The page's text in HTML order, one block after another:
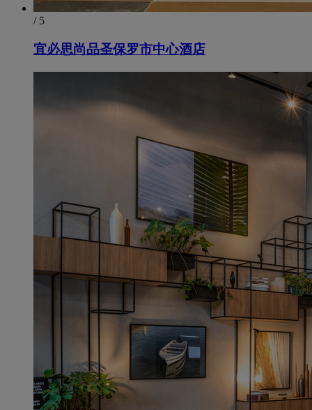
/ 5
宜必思尚品圣保罗市中心酒店